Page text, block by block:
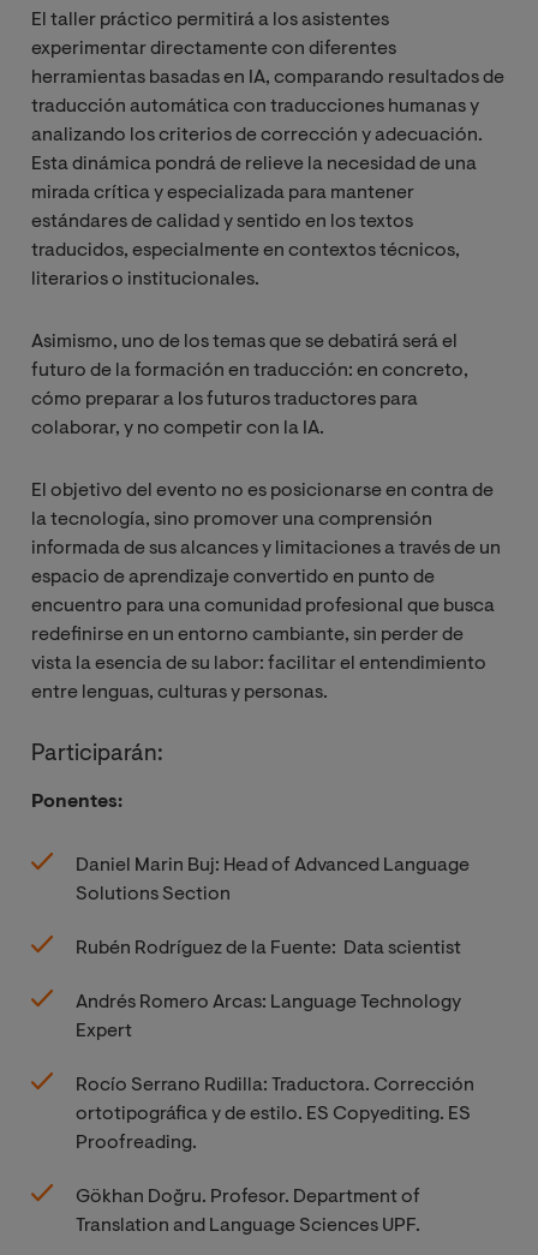
El taller práctico permitirá a los asistentes
experimentar directamente con diferentes
herramientas basadas en IA, comparando resultados de
traducción automática con traducciones humanas y
analizando los criterios de corrección y adecuación.
Esta dinámica pondrá de relieve la necesidad de una
mirada crítica y especializada para mantener
estándares de calidad y sentido en los textos
traducidos, especialmente en contextos técnicos,
literarios o institucionales.
Asimismo, uno de los temas que se debatirá será el
futuro de la formación en traducción: en concreto,
cómo preparar a los futuros traductores para
colaborar, y no competir con la IA.
El objetivo del evento no es posicionarse en contra de
la tecnología, sino promover una comprensión
informada de sus alcances y limitaciones a través de un
espacio de aprendizaje convertido en punto de
encuentro para una comunidad profesional que busca
redefinirse en un entorno cambiante, sin perder de
vista la esencia de su labor: facilitar el entendimiento
entre lenguas, culturas y personas.
Participarán:
Ponentes:
Daniel Marin Buj: Head of Advanced Language
Solutions Section
Rubén Rodríguez de la Fuente: Data scientist
Andrés Romero Arcas: Language Technology
Expert
Rocío Serrano Rudilla: Traductora. Corrección
ortotipográfica y de estilo. ES Copyediting. ES
Proofreading.
Gökhan Doğru. Profesor. Department of
Translation and Language Sciences UPF.